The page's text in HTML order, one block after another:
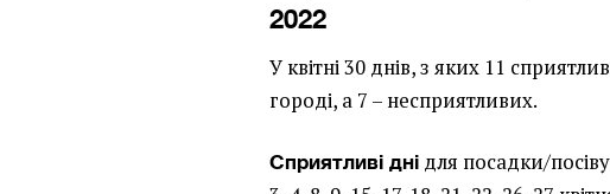
2022
У квітні 30 днів, з яких 11
городі, а 7 – несприятливих.
Сприятливі дні для посадки/посіву